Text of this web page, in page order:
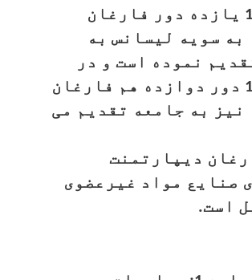
سال 1403 یازده دور فارغان
به سویه لیسانس به
نموده است و در
سال 1404 دور دوازده هم فارغان
نیز به جامعه تقدیم می
دیپارتمنت
صنایع مواد غیرعضوی
است.